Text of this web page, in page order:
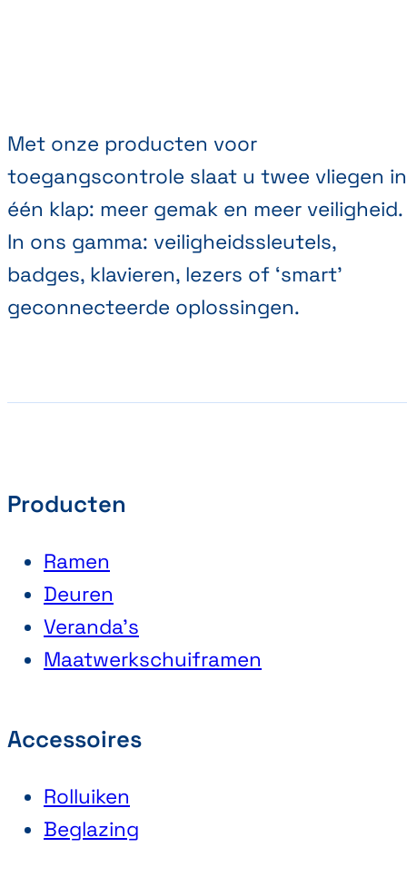
Met onze producten voor
toegangscontrole slaat u twee vliegen in
één klap: meer gemak en meer veiligheid.
In ons gamma: veiligheidssleutels,
badges, klavieren, lezers of ‘smart’
geconnecteerde oplossingen.
Producten
Ramen
Deuren
Veranda’s
Maatwerkschuiframen
Accessoires
Rolluiken
Beglazing